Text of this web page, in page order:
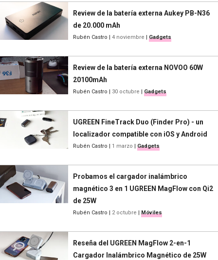
Review de la batería externa Aukey PB-N36
de 20.000 mAh
Rubén Castro | 4 noviembre | Gadgets
Review de la batería externa NOVOO 60W
20100mAh
Rubén Castro | 30 octubre | Gadgets
UGREEN FineTrack Duo (Finder Pro) - un
localizador compatible con iOS y Android
Rubén Castro | 1 marzo | Gadgets
Probamos el cargador inalámbrico
magnético 3 en 1 UGREEN MagFlow con Qi2
de 25W
Rubén Castro | 2 octubre | Móviles
Reseña del UGREEN MagFlow 2-en-1
Cargador Inalámbrico Magnético de 25W